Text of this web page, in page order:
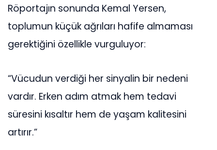
Röportajın sonunda Kemal Yersen,
toplumun küçük ağrıları hafife almaması
gerektiğini özellikle vurguluyor:
“Vücudun verdiği her sinyalin bir nedeni
vardır. Erken adım atmak hem tedavi
süresini kısaltır hem de yaşam kalitesini
artırır.”